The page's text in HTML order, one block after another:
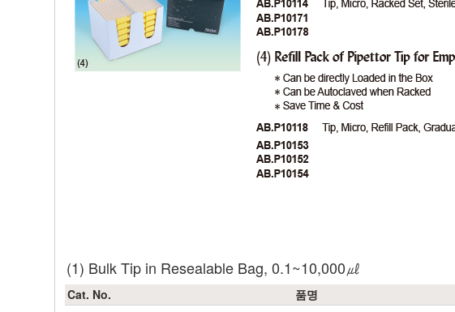
(1) Bulk Tip in Resealable Bag, 0.1~10,000㎕
Cat. No. 품명